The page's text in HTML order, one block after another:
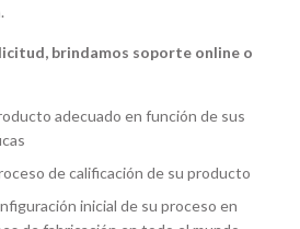
brindamos soporte online o
adecuado en función de sus
de calificación de su producto
inicial de su proceso en